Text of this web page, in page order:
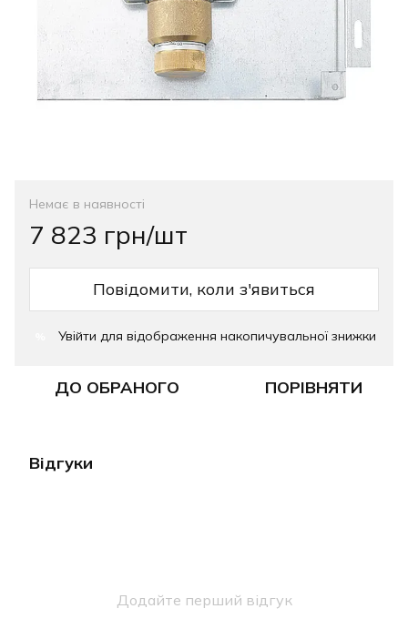
Немає в наявності
7 823 грн/шт
Повідомити, коли з'явиться
Увійти для відображення накопичувальної знижки
ДО ОБРАНОГО ПОРІВНЯТИ
Відгуки
Додайте перший відгук